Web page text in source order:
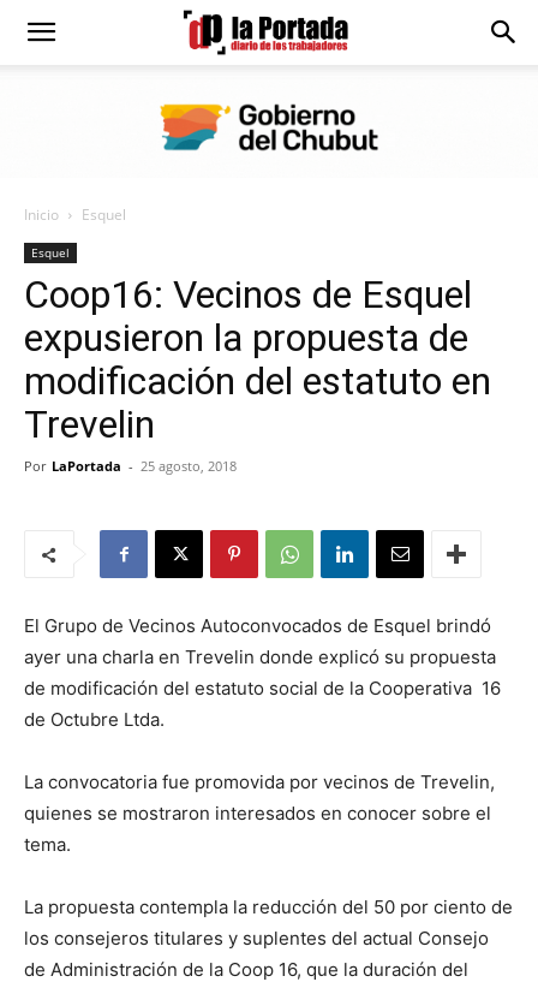
Diario
Portada
Inicio Esquel
Esquel
Coop16: Vecinos de Esquel
expusieron la propuesta de
modificación del estatuto en
Trevelin
Por LaPortada - 25 agosto, 2018
El Grupo de Vecinos Autoconvocados de Esquel brindó
ayer una charla en Trevelin donde explicó su propuesta
de modificación del estatuto social de la Cooperativa 16
de Octubre Ltda.
La convocatoria fue promovida por vecinos de Trevelin,
quienes se mostraron interesados en conocer sobre el
tema.
La propuesta contempla la reducción del 50 por ciento de
los consejeros titulares y suplentes del actual Consejo
de Administración de la Coop 16, que la duración del